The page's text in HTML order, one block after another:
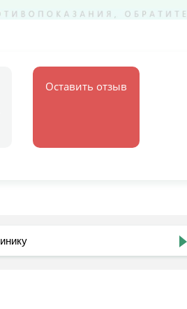
Оставить отзыв